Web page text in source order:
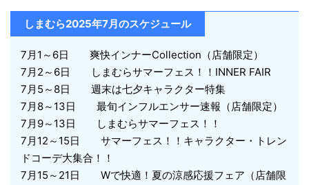
しまむら2025年7月のスケジュール
7月1～6日 爽快インナーCollection（店舗限定）
7月2～6日 しまむらサマーフェス！！INNER FAIR
7月5～8日 週末は七夕キャラクター特集
7月8～13日 最旬インフルエンサー速報（店舗限定）
7月9～13日 しまむらサマーフェス！！
7月12～15日 サマーフェス！！キャラクター・トレン
ドコーデ大集合！！
7月15～21日 Wで快適！夏の涼感応援フェア（店舗限